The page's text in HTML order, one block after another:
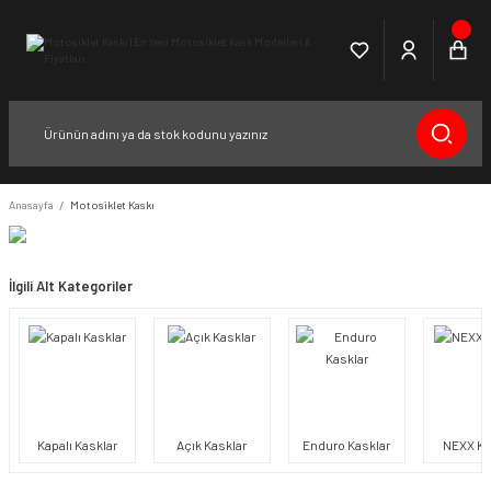
Anasayfa Motosiklet Kaskı
İlgili Alt Kategoriler
Kapalı Kasklar Açık Kasklar Enduro Kasklar NEXX